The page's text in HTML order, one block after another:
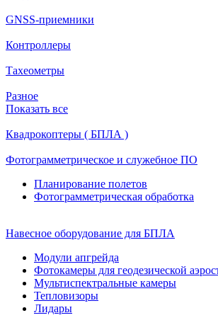
GNSS-приемники
Контроллеры
Тахеометры
Разное
Показать все
Квадрокоптеры ( БПЛА )
Фотограмметрическое и служебное ПО
Планирование полетов
Фотограмметрическая обработка
Навесное оборудование для БПЛА
Модули апгрейда
Фотокамеры для геодезической
Мультиспектральные камеры
Тепловизоры
Лидары